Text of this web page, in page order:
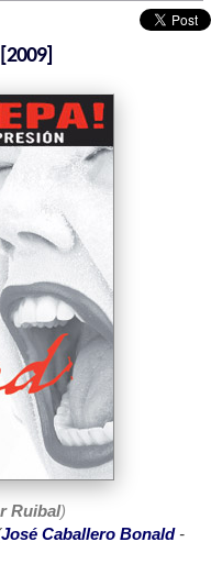
Ruibal)
José Caballero Bonald-